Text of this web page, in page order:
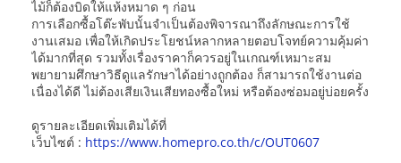
ไม้ก็ต้องบิดให้แห้งหมาด ๆ ก่อน
การเลือกซื้อโต๊ะพับนั้นจำเป็นต้องพิจารณาถึงลักษณะการใช้
งานเสมอ เพื่อให้เกิดประโยชน์หลากหลายตอบโจทย์ความคุ้มค่า
ได้มากที่สุด รวมทั้งเรื่องราคาก็ควรอยู่ในเกณฑ์เหมาะสม
พยายามศึกษาวิธีดูแลรักษาได้อย่างถูกต้อง ก็สามารถใช้งานต่อ
เนื่องได้ดี ไม่ต้องเสียเงินเสียทองซื้อใหม่ หรือต้องซ่อมอยู่บ่อยครั้ง
ดูรายละเอียดเพิ่มเติมได้ที่
เว็บไซต์ : https://www.homepro.co.th/c/OUT0607